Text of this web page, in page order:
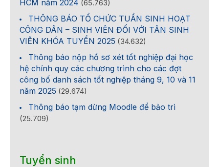
HCM năm 2024 (65.763)
THÔNG BÁO TỔ CHỨC TUẦN SINH HOẠT
CÔNG DÂN – SINH VIÊN ĐỐI VỚI TÂN SINH
VIÊN KHÓA TUYỂN 2025 (34.632)
Thông báo nộp hồ sơ xét tốt nghiệp đại học
hệ chính quy các chương trình cho các đợt
công bố danh sách tốt nghiệp tháng 9, 10 và 11
năm 2025 (29.674)
Thông báo tạm dừng Moodle để bảo trì
(25.709)
Tuyển sinh